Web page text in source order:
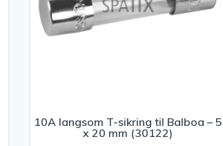
10A langsom T-sikring til Balboa – 5
x 20 mm (30122)